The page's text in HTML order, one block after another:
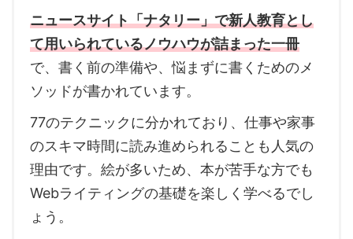
ニュースサイト「ナタリー」で新人教育とし
て用いられているノウハウが詰まった一冊
で、書く前の準備や、悩まずに書くためのメ
ソッドが書かれています。
77のテクニックに分かれており、仕事や家事
のスキマ時間に読み進められることも人気の
理由です。絵が多いため、本が苦手な方でも
Webライティングの基礎を楽しく学べるでし
ょう。